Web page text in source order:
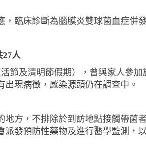
臨床診斷為腦膜炎雙球菌血症併
27人
節及清明節假期），曾與家人參
現病徵，感染源頭仍在調查中。
方，不排除於到訪地點接觸帶菌
發預防性藥物及進行醫學監測，